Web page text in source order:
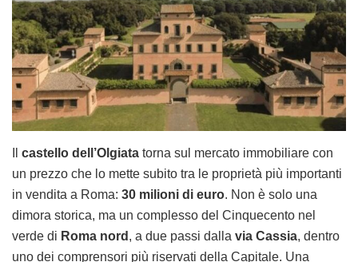
castello dell’Olgiata torna sul mercato immobiliare con
un prezzo che lo mette subito tra le proprietà più importanti
in vendita a Roma: 30 milioni di euro. Non è solo una
dimora storica, ma un complesso del Cinquecento nel
verde di Roma nord , a due passi dalla via Cassia, dentro
uno dei comprensori più riservati della Capitale. Una